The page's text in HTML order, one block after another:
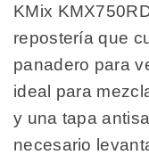
KMix
repostería que
panadero para
ideal para
y una tapa
necesario